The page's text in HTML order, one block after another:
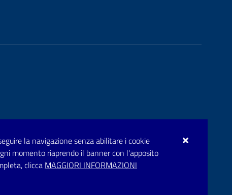
la navigazione senza abilitare i cookie
momento riaprendo il banner con l'apposito
clicca MAGGIORI INFORMAZIONI